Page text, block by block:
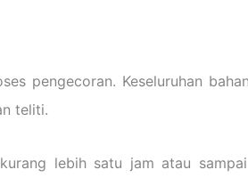
pengecoran. Keseluruhan
teliti.
lebih satu jam atau